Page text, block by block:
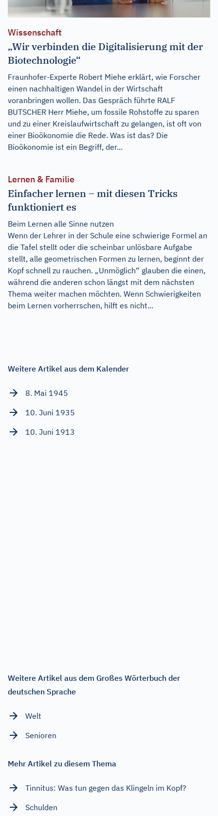
Wissenschaft
„Wir verbinden die Digitalisierung mit der
Biotechnologie“
Fraunhofer-Experte Robert Miehe erklärt, wie Forscher
einen nachhaltigen Wandel in der Wirtschaft
voranbringen wollen. Das Gespräch führte RALF
BUTSCHER Herr Miehe, um fossile Rohstoffe zu sparen
und zu einer Kreislaufwirtschaft zu gelangen, ist oft von
einer Bioökonomie die Rede. Was ist das? Die
Bioökonomie ist ein Begriff, der...
Lernen & Familie
Einfacher lernen – mit diesen Tricks
funktioniert es
Beim Lernen alle Sinne nutzen
Wenn der Lehrer in der Schule eine schwierige Formel an
die Tafel stellt oder die scheinbar unlösbare Aufgabe
stellt, alle geometrischen Formen zu lernen, beginnt der
Kopf schnell zu rauchen. „Unmöglich“ glauben die einen,
während die anderen schon längst mit dem nächsten
Thema weiter machen möchten. Wenn Schwierigkeiten
beim Lernen vorherrschen, hilft es nicht...
Weitere Artikel aus dem Kalender
8. Mai 1945
10. Juni 1935
10. Juni 1913
Weitere Artikel aus dem Großes Wörterbuch der
deutschen Sprache
Welt
Senioren
Mehr Artikel zu diesem Thema
Tinnitus: Was tun gegen das Klingeln im Kopf?
Schulden